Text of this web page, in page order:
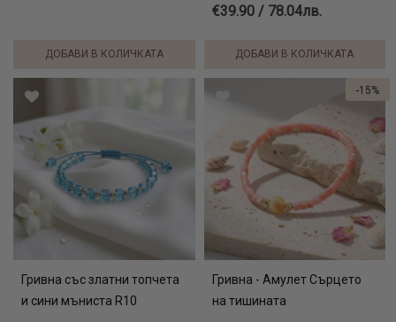
ДОБАВИ В КОЛИЧКАТА
€39.90 / 78.04лв.
ДОБАВИ В КОЛИЧКАТА
Гривна със златни топчета
и сини мъниста R10
Гривна - Амулет Сърцето
на тишината
-15%